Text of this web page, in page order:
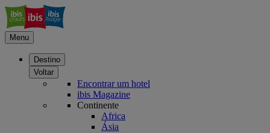
Menu
Destino
Voltar
Encontrar um hotel
ibis Magazine
Continente
Africa
Ásia